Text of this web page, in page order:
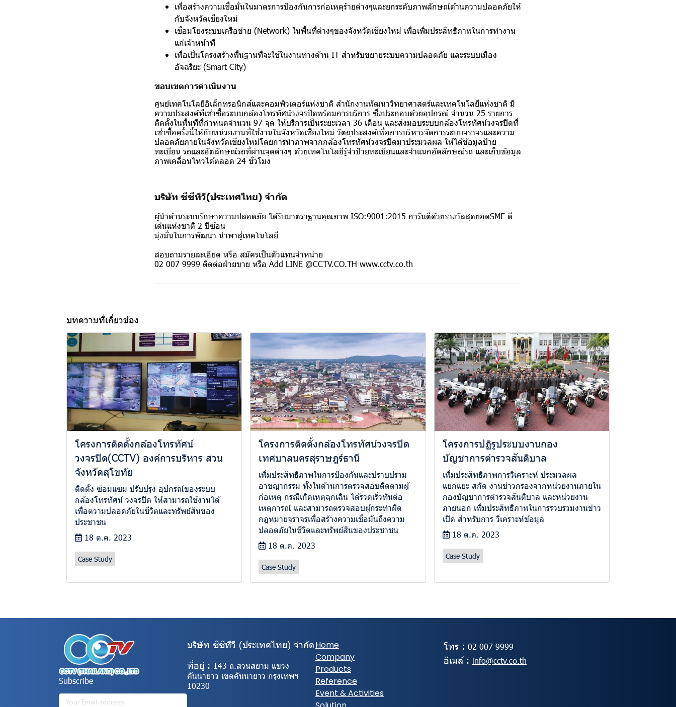
เพื่อสร้างความเชื่อมั่นในมาตรการป้องกันการก่อเหตุร้ายต่างๆและยกระดับภาพลักษณ์ด้านความปลอดภัยให้
กับจังหวัดเชียงใหม่
เชื่อมโยงระบบเครือข่าย (Network) ในพื้นที่ต่างๆของจังหวัดเชียงใหม่ เพื่อเพิ่มประสิทธิภาพในการทำงาน
แก่เจ้าหน้าที่
เพื่อเป็นโครงสร้างพื้นฐานที่จะใช้ในงานทางด้าน IT สำหรับขยายระบบความปลอดภัย และระบบเมือง
อัจฉริยะ (Smart City)
ขอบเขตการดำเนินงาน
ศูนย์เทคโนโลยีอิเล็กทรอนิกส์และคอมพิวเตอร์แห่งชาติ สํานักงานพัฒนาวิทยาศาสตร์และเทคโนโลยีแห่งชาติ มี
ความประสงค์ที่เช่าซื้อระบบกล้องโทรทัศน์วงจรปิดพร้อมการบริการ ซึ่งประกอบด้วยอุปกรณ์ จํานวน 25 รายการ
ติดตั้งในพื้นที่ที่กําหนดจํานวน 97 จุด ให้บริการเป็นระยะเวลา 36 เดือน และส่งมอบระบบกล้องโทรทัศน์วงจรปิดที่
เช่าซื้อครั้งนี้ให้กับหน่วยงานที่ใช้งานในจังหวัดเชียงใหม่ วัตถุประสงค์เพื่อการบริหารจัดการระบบจราจรและความ
ปลอดภัยภายในจังหวัดเชียงใหม่โดยการนําภาพจากกล้องโทรทัศน์วงจรปิดมาประมวลผล ให้ได้ข้อมูลป้าย
ทะเบียน รถและอัตลักษณ์รถที่ผ่านจุดต่างๆ ด้วยเทคโนโลยีรู้จําป้ายทะเบียนและจําแนกอัตลักษณ์รถ และเก็บข้อมูล
ภาพเคลื่อนไหวได้ตลอด 24 ชั่วโมง
บริษัท ซีซีทีวี(ประเทศไทย) จำกัด
ผู้นำด้านระบบรักษาความปลอดภัย ได้รับมาตราฐานคุณภาพ ISO:9001:2015 การันตีด้วยรางวัลสุดยอดSME ดี
เด่นแห่งชาติ 2 ปีซ้อน
มุ่งมั่นในการพัฒนา นำพาสู่เทคโนโลยี
สอบถามรายละเอียด หรือ สมัครเป็นตัวแทนจำหน่าย
02 007 9999 ติดต่อฝ่ายขาย หรือ Add LINE @CCTV.CO.TH www.cctv.co.th
บทความที่เกี่ยวข้อง
โครงการติดตั้งกล้องโทรทัศน์
วงจรปิด(CCTV) องค์การบริหาร ส่วน
จังหวัดสุโขทัย
ติดตั้ง ซ่อมแซม ปรับปรุง อุปกรณ์ของระบบ
กล้องโทรทัศน์ วงจรปิด ให้สามารถใช้งานได้
เพื่อตวามปลอดภัยในชีวิตและทรัพย์สินของ
ประชาชน
18 ต.ค. 2023
Case Study
โครงการติดตั้งกล้องโทรทัศน์วงจรปิด
เทศบาลนครสุราษฎร์ธานี
เพิ่มประสิทธิภาพในการป้องกันและปราบปราม
อาชญากรรม ทั้งในด้านการตรวจสอบติดตามผู้
ก่อเหตุ กรณีเกิดเหตุฉุกเฉิน ได้รวดเร็วทันต่อ
เหตุการณ์ และสามารถตรวจสอบผู้กระทำผิด
กฎหมายจราจรเพื่อสร้างความเชื่อมั่นถึงความ
ปลอดภัยในชีวิตและทรัพย์สินของประชาชน
18 ต.ค. 2023
Case Study
โครงการปฏิรูประบบงานกอง
บัญชาการตำรวจสันติบาล
เพิ่มประสิทธิภาพการวิเคราะห์ ประมวลผล
แยกแยะ สกัด งานข่าวกรองจากหน่วยงานภายใน
กองบัญชาการตำรวจสันติบาล และหน่วยงาน
ภายนอก เพิ่มประสิทธิภาพในการรวบรวมงานข่าว
เปิด สำหรับการ วิเคราะห์ข้อมูล
18 ต.ค. 2023
Case Study
Subscribe
บริษัท ซีซีทีวี (ประเทศไทย) จํากัด
ที่อยู่ : 143 ถ.สวนสยาม แขวง
คันนายาว เขตคันนายาว กรุงเทพฯ
10230
Home
Company
Products
Reference
Event & Activities
โทร : 02 007 9999
อีเมล์ : info@cctv.co.th